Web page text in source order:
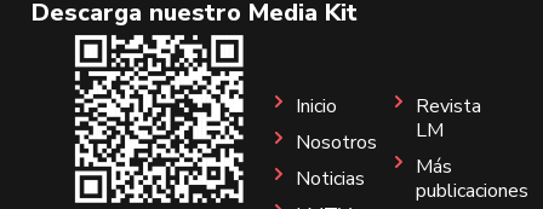
Descarga nuestro Media Kit
Inicio
Nosotros
Noticias
Revista
LM
Más
publicaciones